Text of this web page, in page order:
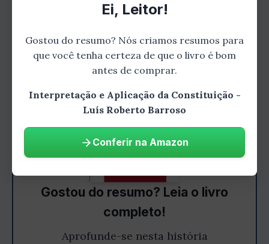
Gostou do resumo? Leia o livro
completo!
Aprofunde-se nesta história
Ei, Leitor!
Gostou do resumo? Nós criamos resumos para
que você tenha certeza de que o livro é bom
antes de comprar.
Interpretação e Aplicação da Constituição -
Luís Roberto Barroso
Conferir na Amazon